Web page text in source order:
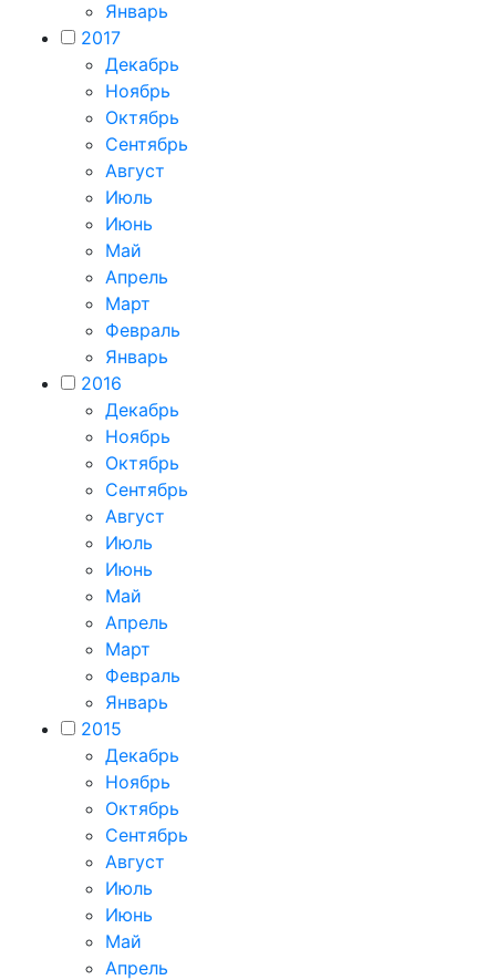
Январь
2017
Декабрь
Ноябрь
Октябрь
Сентябрь
Август
Июль
Июнь
Май
Апрель
Март
Февраль
Январь
2016
Декабрь
Ноябрь
Октябрь
Сентябрь
Август
Июль
Июнь
Май
Апрель
Март
Февраль
Январь
2015
Декабрь
Ноябрь
Октябрь
Сентябрь
Август
Июль
Июнь
Май
Апрель